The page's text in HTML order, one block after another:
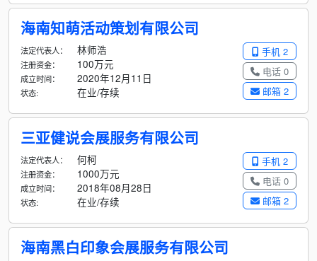
海南知萌活动策划有限公司
手机 2
电话 0
邮箱 2
法定代表人： 林师浩
注册资金： 100万元
成立时间： 2020年12月11日
状态: 在业/存续
三亚健说会展服务有限公司
手机 2
电话 0
邮箱 2
法定代表人： 何柯
注册资金： 1000万元
成立时间： 2018年08月28日
状态: 在业/存续
海南黑白印象会展服务有限公司